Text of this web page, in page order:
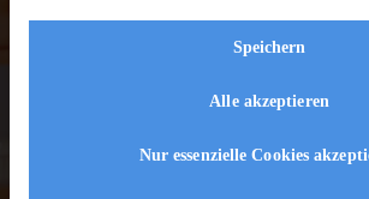
[ivory-search id="5222"
Speichern
Alle akzeptieren
Nur essenzielle Cookies